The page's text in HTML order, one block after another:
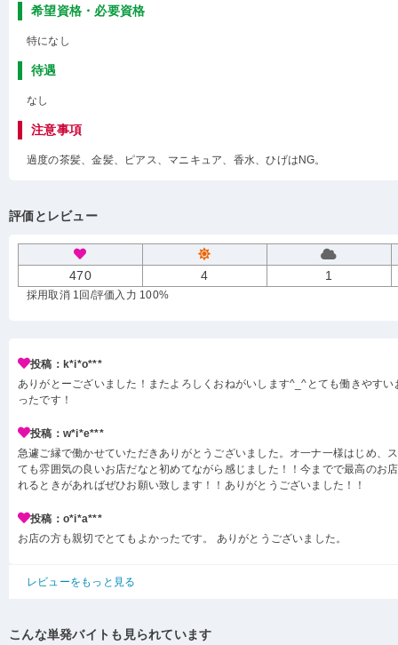
希望資格・必要資格
特になし
待遇
なし
注意事項
過度の茶髪、金髪、ピアス、マニキュア、香水、ひげはNG。
評価とレビュー
470 4 1
採用取消 1回 /評価入力 100%
投稿：k*i*o***
ありがとーございました！またよろしくおねがいします^_^とても働きやす
ったです！
投稿：w*i*e***
急遽ご縁で働かせていただきありがとうございました。オ一ナ一様はじめ、
ても雰囲気の良いお店だなと初めてながら感じました！！今までで最高のお
れるときがあればぜひお願い致します！！ありがとうございました！！
投稿：o*i*a***
お店の方も親切でとてもよかったです。 ありがとうございました。
レビューをもっと見る
こんな単発バイトも見られています